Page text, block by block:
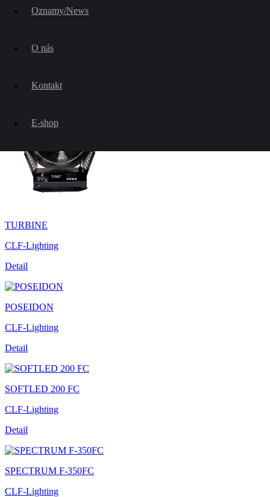
Oznamy/News
O nás
Kontakt
E-shop
TURBINE
CLF-Lighting
Detail
POSEIDON
CLF-Lighting
Detail
SOFTLED 200 FC
CLF-Lighting
Detail
SPECTRUM F-350FC
CLF-Lighting